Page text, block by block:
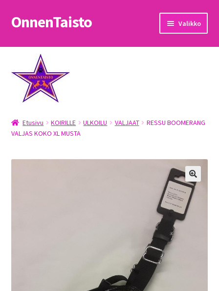
Siirry
navigointiin
Siirry
sisältöön
OnnenTaisto Valikko
Etusivu
Kassa
Oma tili
OnnenTaisto
Etusivu KOIRILLE ULKOILU VALJAAT
RESSU BOOMERANG
VALJAS KOKO XL MUSTA